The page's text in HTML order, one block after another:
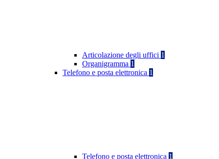
Articolazione degli uffici 1
Organigramma 1
Telefono e posta elettronica 1
Telefono e posta elettronica 1